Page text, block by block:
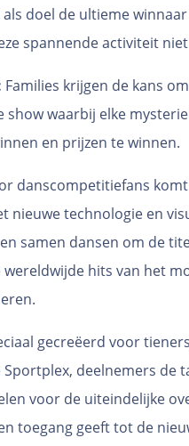
doel de ultieme
spannende activiteit
Families krijgen de kans
show waarbij elke
en prijzen te winnen.
danscompetitiefans
nieuwe technologie en
samen dansen om de
hits van het
gecreëerd voor
deelnemers de
voor de uiteindelijke
toegang geeft tot de